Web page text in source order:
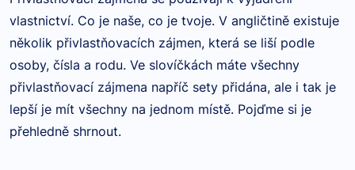
vlastnictví. Co je naše, co je tvoje. V angličtině existuje
několik přivlastňovacích zájmen, která se liší podle
osoby, čísla a rodu. Ve slovíčkách máte všechny
přivlastňovací zájmena napříč sety přidána, ale i tak je
lepší je mít všechny na jednom místě. Pojďme si je
přehledně shrnout.